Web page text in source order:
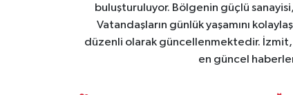
buluşturuluyor. Bölgenin güçlü
Vatandaşların günlük yaşamını
düzenli olarak güncellenmektedir. İzmit,
en güncel